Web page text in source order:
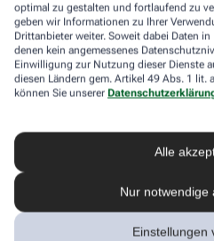
optimal zu gestalten und fortlaufend zu
geben wir Informationen zu Ihrer
Drittanbieter weiter. Soweit dabei Daten
denen kein angemessenes
Einwilligung zur Nutzung dieser Dienste
diesen Ländern gem. Artikel 49 Abs. 1 lit.
können Sie unserer
Alle
Nur notwendige
Einstellungen
Stoffwechselerkrankung sammelt
sehr viel LDL-Cholesterin im Blut
lagert sich an den Wänden der
entwickeln oft schon im jungen
Arteriosklerose.
bis zur Menopause durch
sind es rund 30 Prozent bis zum
Hypercholesterinämie kommt bei
vor. Sind in der Familie Fälle von
Bypass-Operationen bekannt,